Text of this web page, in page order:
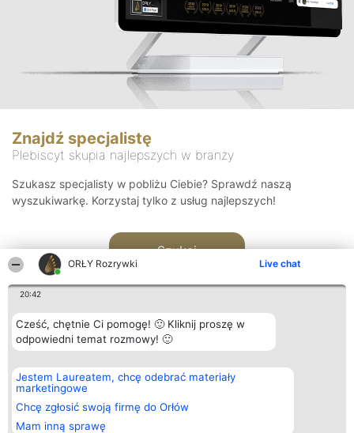
ORŁY Rozrywki Live chat
20:42
Cześć, chętnie Ci pomogę! 🙂 Kliknij proszę w
odpowiedni temat rozmowy! 🙂
Jestem Laureatem, chcę odebrać materiały
marketingowe
Chcę zgłosić swoją firmę do Orłów
Mam inną sprawę
Znajdź specjalistę
Plebiscyt skupia najlepszych w branży
Szukasz specjalisty w pobliżu Ciebie? Sprawdź naszą
wyszukiwarkę. Korzystaj tylko z usług najlepszych!
Szukaj
Organizator plebiscytu
Bright Side Solutions sp. z o.
o. sp. k.
ul. Ruska 22
Wrocław 50-079
KRS 0000749100 | Regon
Plebiscyt
Laureaci
wszystkich
Laureatów
Kontakt
Kontakt